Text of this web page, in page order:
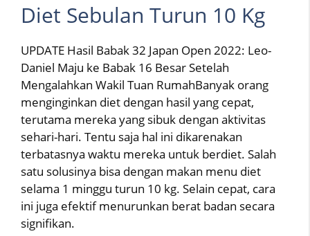
Diet Sebulan Turun 10 Kg
UPDATE Hasil Babak 32 Japan Open 2022: Leo-
Daniel Maju ke Babak 16 Besar Setelah
Mengalahkan Wakil Tuan RumahBanyak orang
menginginkan diet dengan hasil yang cepat,
terutama mereka yang sibuk dengan aktivitas
sehari-hari. Tentu saja hal ini dikarenakan
terbatasnya waktu mereka untuk berdiet. Salah
satu solusinya bisa dengan makan menu diet
selama 1 minggu turun 10 kg. Selain cepat, cara
ini juga efektif menurunkan berat badan secara
signifikan.